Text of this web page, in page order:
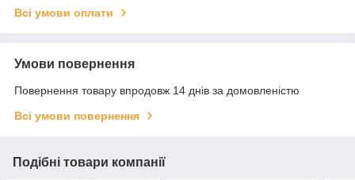
Всі умови оплати
Умови повернення
Повернення товару впродовж 14 днів за домовленістю
Всі умови повернення
Подібні товари компанії